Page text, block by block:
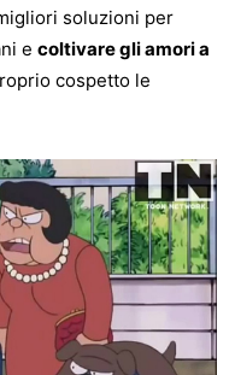
soluzioni per
e coltivare gli amori a
cospetto le